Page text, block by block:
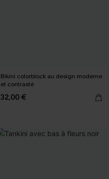
Bikini colorblock au design moderne
et contrasté
32,00 €